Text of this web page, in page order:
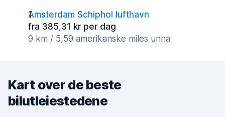
Amsterdam Schiphol lufthavn
fra 385,31 kr per dag
9 km / 5,59 amerikanske miles unna
Kart over de beste
bilutleiestedene